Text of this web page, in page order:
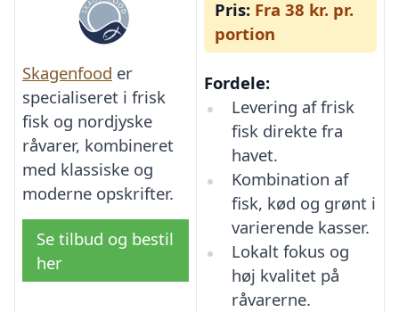
Skagenfood er
specialiseret i frisk
fisk og nordjyske
råvarer, kombineret
med klassiske og
moderne opskrifter.
Se tilbud og bestil
her
Pris: Fra 38 kr. pr.
portion
Fordele:
Levering af frisk
fisk direkte fra
havet.
Kombination af
fisk, kød og grønt i
varierende kasser.
Lokalt fokus og
høj kvalitet på
råvarerne.